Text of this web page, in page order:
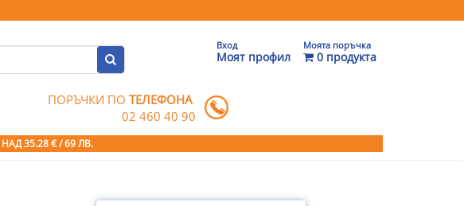
Вход
Моят профил
Моята поръчка
0 продукта
ПОРЪЧКИ ПОТЕЛЕФОНА
02 460 40 90
НАД 35.28 € / 69 ЛВ.